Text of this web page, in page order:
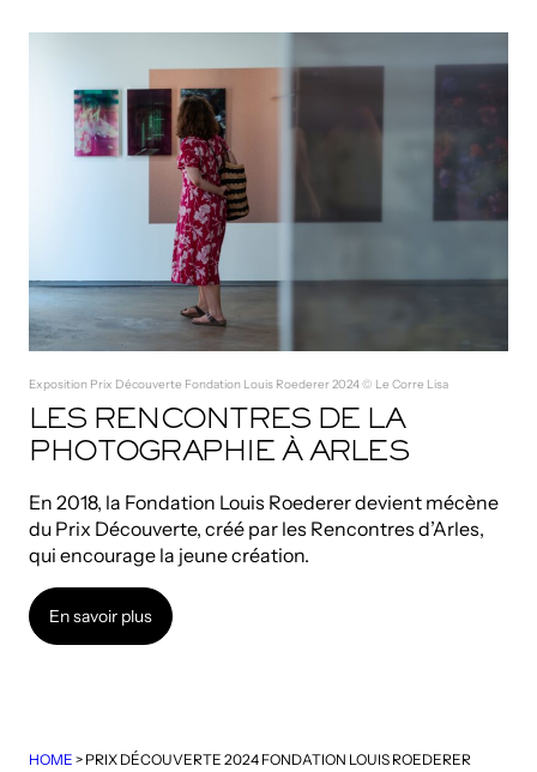
Exposition Prix Découverte Fondation Louis Roederer 2024 © Le Corre Lisa
LES RENCONTRES DE LA
PHOTOGRAPHIE À ARLES
En 2018, la Fondation Louis Roederer devient mécène
du Prix Découverte, créé par les Rencontres d’Arles,
qui encourage la jeune création.
En savoir plus
HOME > PRIX DÉCOUVERTE 2024 FONDATION LOUIS ROEDERER